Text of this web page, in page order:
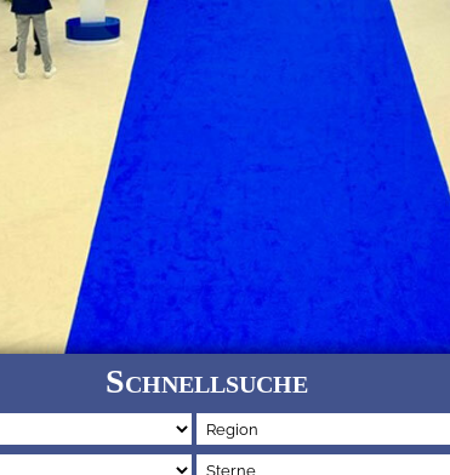
Schnellsuche